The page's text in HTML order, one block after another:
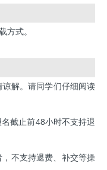
方式。
解。请同学们仔细阅读
截止前48小时不支持退
不支持退费、补交等操